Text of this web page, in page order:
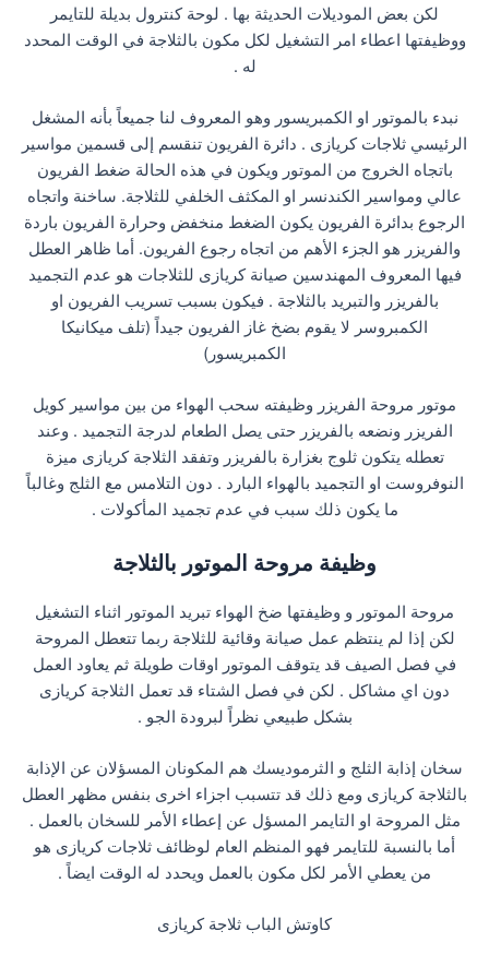
لكن بعض الموديلات الحديثة بها . لوحة كنترول بديلة للتايمر
ووظيفتها اعطاء امر التشغيل لكل مكون بالثلاجة في الوقت المحدد
له .
نبدء بالموتور او الكمبريسور وهو المعروف لنا جميعاً بأنه المشغل
الرئيسي ثلاجات كريازى . دائرة الفريون تنقسم إلى قسمين مواسير
باتجاه الخروج من الموتور ويكون في هذه الحالة ضغط الفريون
عالي ومواسير الكندنسر او المكثف الخلفي للثلاجة. ساخنة واتجاه
الرجوع بدائرة الفريون يكون الضغط منخفض وحرارة الفريون باردة
والفريزر هو الجزء الأهم من اتجاه رجوع الفريون. أما ظاهر العطل
فيها المعروف المهندسين صيانة كريازى للثلاجات هو عدم التجميد
بالفريزر والتبريد بالثلاجة . فيكون بسبب تسريب الفريون او
الكمبروسر لا يقوم بضخ غاز الفريون جيداً (تلف ميكانيكا
الكمبريسور)
موتور مروحة الفريزر وظيفته سحب الهواء من بين مواسير كويل
الفريزر ونضعه بالفريزر حتى يصل الطعام لدرجة التجميد . وعند
تعطله يتكون ثلوج بغزارة بالفريزر وتفقد الثلاجة كريازى ميزة
النوفروست او التجميد بالهواء البارد . دون التلامس مع الثلج وغالباً
ما يكون ذلك سبب في عدم تجميد المأكولات .
وظيفة مروحة الموتور بالثلاجة
مروحة الموتور و وظيفتها ضخ الهواء تبريد الموتور اثناء التشغيل
لكن إذا لم ينتظم عمل صيانة وقائية للثلاجة ربما تتعطل المروحة
في فصل الصيف قد يتوقف الموتور اوقات طويلة ثم يعاود العمل
دون اي مشاكل . لكن في فصل الشتاء قد تعمل الثلاجة كريازى
بشكل طبيعي نظراً لبرودة الجو .
سخان إذابة الثلج و الثرموديسك هم المكونان المسؤلان عن الإذابة
بالثلاجة كريازى ومع ذلك قد تتسبب اجزاء اخرى بنفس مظهر العطل
مثل المروحة او التايمر المسؤل عن إعطاء الأمر للسخان بالعمل .
أما بالنسبة للتايمر فهو المنظم العام لوظائف ثلاجات كريازى هو
من يعطي الأمر لكل مكون بالعمل ويحدد له الوقت ايضاً .
كاوتش الباب ثلاجة كريازى